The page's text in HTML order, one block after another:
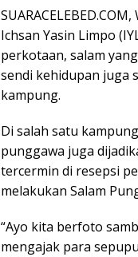
Ichsan Yasin Limpo
perkotaan, salam
sendi kehidupan juga
kampung.
Di salah satu
punggawa juga
tercermin di resepsi
melakukan Salam
“Ayo kita berfoto
mengajak para